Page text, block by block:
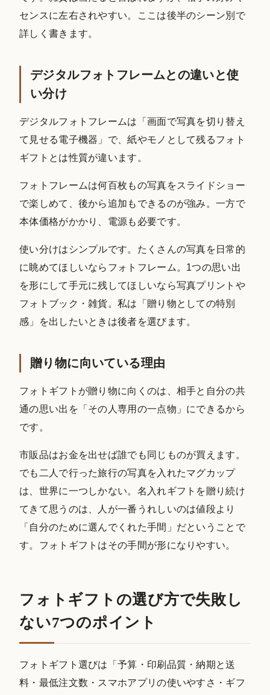
センスに左右されやすい。ここは後半のシーン別で
詳しく書きます。
デジタルフォトフレームとの違いと使
い分け
デジタルフォトフレームは「画面で写真を切り替え
て見せる電子機器」で、紙やモノとして残るフォト
ギフトとは性質が違います。
フォトフレームは何百枚もの写真をスライドショー
で楽しめて、後から追加もできるのが強み。一方で
本体価格がかかり、電源も必要です。
使い分けはシンプルです。たくさんの写真を日常的
に眺めてほしいならフォトフレーム。1つの思い出
を形にして手元に残してほしいなら写真プリントや
フォトブック・雑貨。私は「贈り物としての特別
感」を出したいときは後者を選びます。
贈り物に向いている理由
フォトギフトが贈り物に向くのは、相手と自分の共
通の思い出を「その人専用の一点物」にできるから
です。
市販品はお金を出せば誰でも同じものが買えます。
でも二人で行った旅行の写真を入れたマグカップ
は、世界に一つしかない。名入れギフトを贈り続け
てきて思うのは、人が一番うれしいのは値段より
「自分のために選んでくれた手間」だということで
す。フォトギフトはその手間が形になりやすい。
フォトギフトの選び方で失敗し
ない7つのポイント
フォトギフト選びは「予算・印刷品質・納期と送
料・最低注文数・スマホアプリの使いやすさ・ギフ